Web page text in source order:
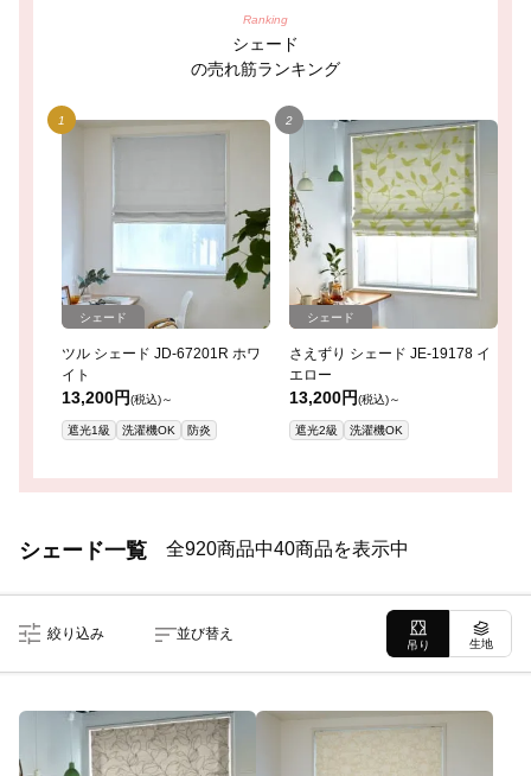
Ranking
シェード
の売れ筋ランキング
シェード
ツル シェード JD-67201R ホワ
イト
13,200円(税込)～
遮光1級 洗濯機OK 防炎
シェード
さえずり シェード JE-19178 イ
エロー
13,200円(税込)～
遮光2級 洗濯機OK
シェード一覧 全920商品中40商品を表示中
絞り込み 並び替え
吊り 生地